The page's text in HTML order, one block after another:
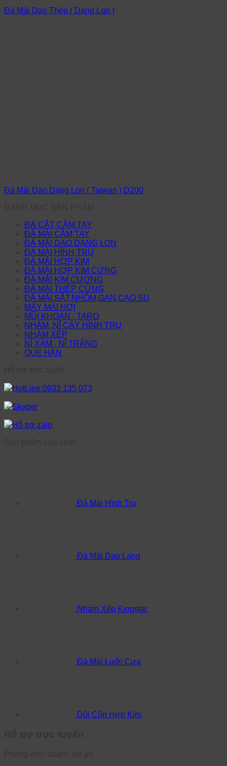
Đá Mài Dao Thép ( Dạng Lon )
Đá Mài Dao Dạng Lon ( Taiwan ) D200
ĐÁ CẮT CẦM TAY
ĐÁ MÀI CẦM TAY
ĐÁ MÀI DAO DẠNG LON
ĐÁ MÀI HÌNH TRỤ
ĐÁ MÀI HỢP KIM
ĐÁ MÀI HỢP KIM CỨNG
ĐÁ MÀI KIM CƯƠNG
ĐÁ MÀI THÉP CỨNG
ĐÁ MÀI,SẮT,NHÔM,GAN,CAO SU
MÁY MÀI HƠI
MŨI KHOAN , TARO
NHÁM ,NĨ CÂY HÌNH TRỤ
NHÁM XẾP
NĨ XÁM , NĨ TRẮNG
QUE HÀN
HotLine:0933 135 073
Skyper
Hỗ trợ zalo
Đá Mài Hình Trụ
Đá Mài Dao Lạng
Nhám Xếp Kingstar
Đá Mài Lưỡi Cưa
Dùi Côn Hợp Kim